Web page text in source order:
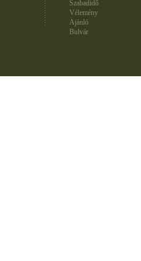
Szabadidő
Vélemény
Ajánló
Bulvár